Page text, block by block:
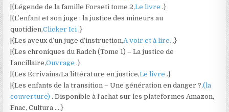
|{Légende de la famille Forseti tome 2,Le livre.}
|{L’enfant et son juge : la justice des mineurs au
quotidien,Clicker Ici.}
|{Les aveux d’un juge d’instruction,A voir et à lire..}
|{Les chroniques du Radch (Tome 1) – La justice de
l’ancillaire,Ouvrage.}
|{Les Écrivains/La littérature en justice,Le livre.}
|{Les enfants de la transition – Une génération en danger ?,(la
couverture). Disponible à l’achat sur les plateformes Amazon,
Fnac, Cultura ….}